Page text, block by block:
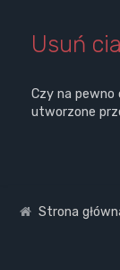
Usuń
Czy na
utworzone
Strona